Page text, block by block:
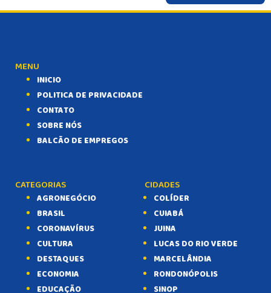
MENU
INICIO
POLITICA DE PRIVACIDADE
CONTATO
SOBRE NÓS
BALCÃO DE EMPREGOS
CATEGORIAS
AGRONEGÓCIO
BRASIL
CORONAVÍRUS
CULTURA
DESTAQUES
ECONOMIA
EDUCAÇÃO
CIDADES
COLÍDER
CUIABÁ
JUINA
LUCAS DO RIO VERDE
MARCELÂNDIA
RONDONÓPOLIS
SINOP